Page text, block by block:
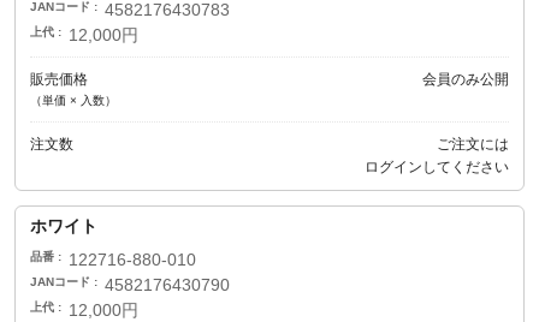
JANコード 4582176430783
上代 12,000円
販売価格
（単価 × 入数）
会員のみ公開
注文数
ご注文には
ログイン してください
ホワイト
品番 122716-880-010
JANコード 4582176430790
上代 12,000円